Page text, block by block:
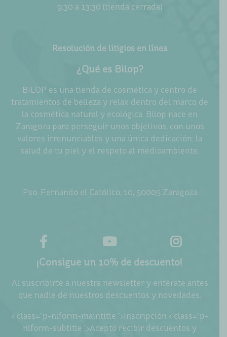
9:30 a 13:30 (tienda cerrada)
Resolución de litigios en línea
¿Qué es Bilop?
BILOP es una tienda de cosmética y centro de
tratamientos de belleza y relax dentro del marco de
la cosmética natural y ecológica. Bilop nace en
Zaragoza para perseguir unos objetivos, con unos
valores irrenunciables y una única dedicación: la
salud de tu piel y el respeto al medioambiente.
Pso. Fernando el Católico, 10, 50005 Zaragoza
¡Consigue un 10% de descuento!
Al suscribirte a nuestra newsletter y entérate antes
que nadie de nuestros descuentos y novedades.
< class="p-nlform-maintitle ">Inscripción < class="p-
nlform-subtitle ">Acepto recibir descuentos y